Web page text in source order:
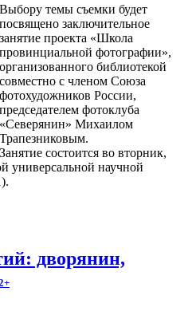
Выбору темы съемки будет
посвящено заключительное
занятие проекта «Школа
провинциальной фотографии»,
организованного библиотекой
совместно с членом Союза
фотохудожников России,
председателем фотоклуба
«Северянин» Михаилом
Трапезниковым.
Занятие состоится во вторник,
универсальной научной
дворянин,